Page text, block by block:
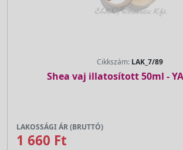
Cikkszám: LAK_7/89
Shea vaj illatosított 50ml -
LAKOSSÁGI ÁR (BRUTTÓ)
1 660 Ft